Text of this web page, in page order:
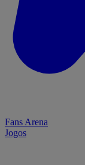
Fans Arena
Jogos